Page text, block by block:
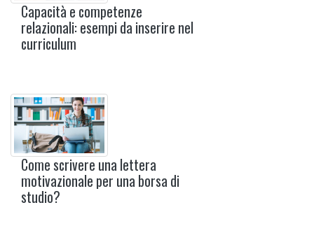
Capacità e competenze
relazionali: esempi da inserire nel
curriculum
Come scrivere una lettera
motivazionale per una borsa di
studio?